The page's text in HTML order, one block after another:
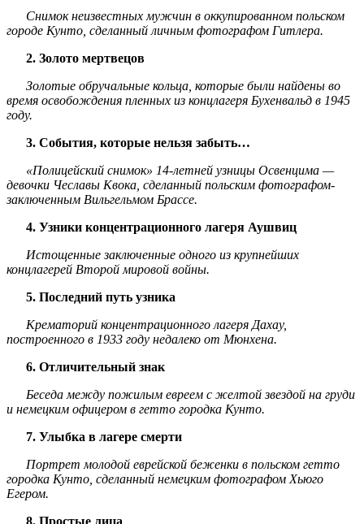
Снимок неизвестных мужчин в оккупированном польском
городе Кунто, сделанный личным фотографом Гитлера.
2. Золото мертвецов
Золотые обручальные кольца, которые были найдены во
время освобождения пленных из концлагеря Бухенвальд в 1945
году.
3. События, которые нельзя забыть…
«Полицейский снимок» 14-летней узницы Освенцима —
девочки Чеславы Квока, сделанный польским фотографом-
заключенным Вильгельмом Брассе.
4. Узники концентрационного лагеря Аушвиц
Истощенные заключенные одного из крупнейших
концлагерей Второй мировой войны.
5. Последний путь узника
Крематорий концентрационного лагеря Дахау,
построенного в 1933 году недалеко от Мюнхена.
6. Отличительный знак
Беседа между пожилым евреем с желтой звездой на груди
и немецким офицером в гетто городка Кунто.
7. Улыбка в лагере смерти
Портрет молодой еврейской беженки в польском гетто
городка Кунто, сделанный немецким фотографом Хьюго
Егером.
8. Простые лица